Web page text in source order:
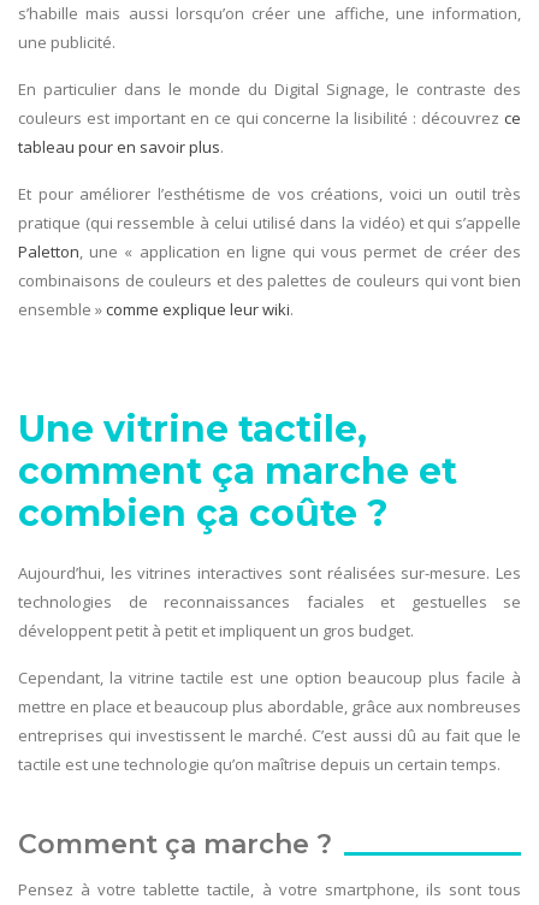
s’habille mais aussi lorsqu’on créer une affiche, une information,
une publicité.
En particulier dans le monde du Digital Signage, le contraste des
couleurs est important en ce qui concerne la lisibilité : découvrez ce
tableau pour en savoir plus.
Et pour améliorer l’esthétisme de vos créations, voici un outil très
pratique (qui ressemble à celui utilisé dans la vidéo) et qui s’appelle
Paletton, une « application en ligne qui vous permet de créer des
combinaisons de couleurs et des palettes de couleurs qui vont bien
ensemble » comme explique leur wiki.
Une vitrine tactile,
comment ça marche et
combien ça coûte ?
Aujourd’hui, les vitrines interactives sont réalisées sur-mesure. Les
technologies de reconnaissances faciales et gestuelles se
développent petit à petit et impliquent un gros budget.
Cependant, la vitrine tactile est une option beaucoup plus facile à
mettre en place et beaucoup plus abordable, grâce aux nombreuses
entreprises qui investissent le marché. C’est aussi dû au fait que le
tactile est une technologie qu’on maîtrise depuis un certain temps.
Comment ça marche ?
Pensez à votre tablette tactile, à votre smartphone, ils sont tous